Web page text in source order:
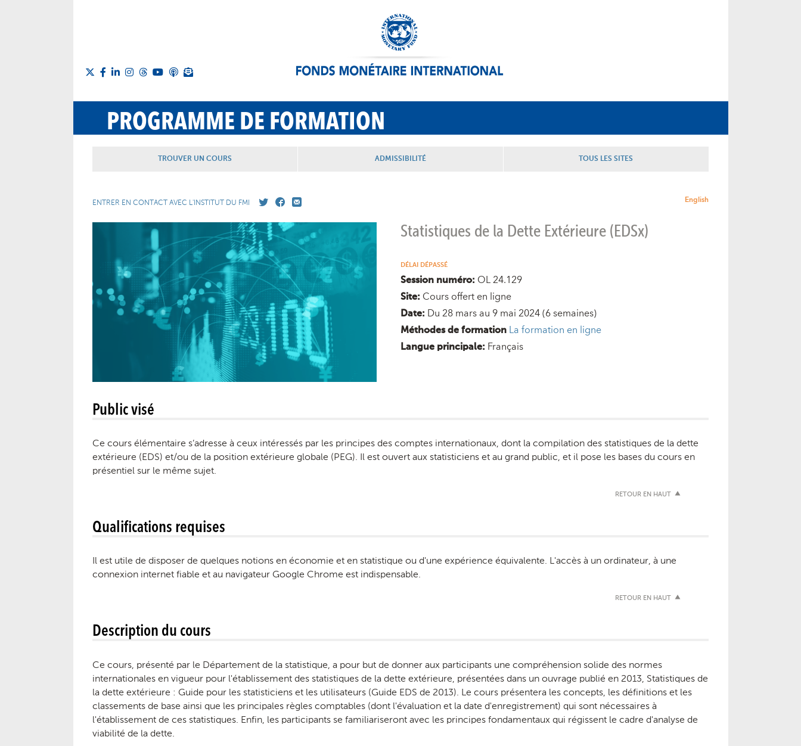
PROGRAMME DE FORMATION
TROUVER UN COURS ADMISSIBILITÉ TOUS LES SITES
ENTRER EN CONTACT AVEC L'INSTITUT DU FMI English
Statistiques de la Dette Extérieure (EDSx)
DÉLAI DÉPASSÉ
Session numéro: OL 24.129
Site: Cours offert en ligne
Date: Du 28 mars au 9 mai 2024(6 semaines)
Méthodes de formation La formation en ligne
Langue principale: Français
Public visé
Ce cours élémentaire s’adresse à ceux intéressés par les principes des comptes internationaux, dont la compilation des statistiques de la dette
extérieure (EDS) et/ou de la position extérieure globale (PEG). Il est ouvert aux statisticiens et au grand public, et il pose les bases du cours en
présentiel sur le même sujet.
RETOUR EN HAUT
Qualifications requises
Il est utile de disposer de quelques notions en économie et en statistique ou d'une expérience équivalente. L'accès à un ordinateur, à une
connexion internet fiable et au navigateur Google Chrome est indispensable.
RETOUR EN HAUT
Description du cours
Ce cours, présenté par le Département de la statistique, a pour but de donner aux participants une compréhension solide des normes
internationales en vigueur pour l'établissement des statistiques de la dette extérieure, présentées dans un ouvrage publié en 2013, Statistiques de
la dette extérieure : Guide pour les statisticiens et les utilisateurs (Guide EDS de 2013). Le cours présentera les concepts, les définitions et les
classements de base ainsi que les principales règles comptables (dont l'évaluation et la date d'enregistrement) qui sont nécessaires à
l'établissement de ces statistiques. Enfin, les participants se familiariseront avec les principes fondamentaux qui régissent le cadre d'analyse de
viabilité de la dette.